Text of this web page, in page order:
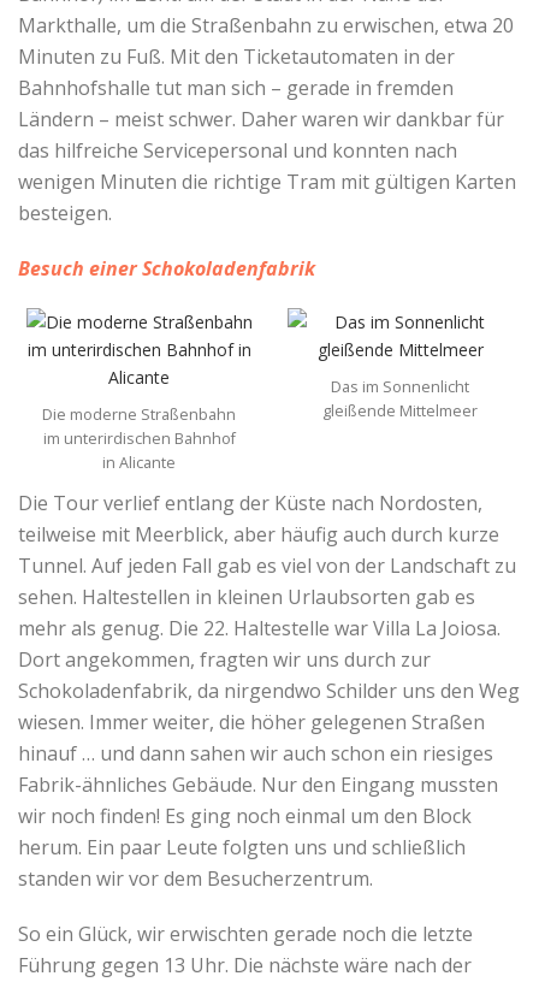
Markthalle, um die Straßenbahn zu erwischen, etwa 20
Minuten zu Fuß. Mit den Ticketautomaten in der
Bahnhofshalle tut man sich – gerade in fremden
Ländern – meist schwer. Daher waren wir dankbar für
das hilfreiche Servicepersonal und konnten nach
wenigen Minuten die richtige Tram mit gültigen Karten
besteigen.
Besuch einer Schokoladenfabrik
Die moderne Straßenbahn
im unterirdischen Bahnhof
in Alicante
Das im Sonnenlicht
gleißende Mittelmeer
Die Tour verlief entlang der Küste nach Nordosten,
teilweise mit Meerblick, aber häufig auch durch kurze
Tunnel. Auf jeden Fall gab es viel von der Landschaft zu
sehen. Haltestellen in kleinen Urlaubsorten gab es
mehr als genug. Die 22. Haltestelle war Villa La Joiosa.
Dort angekommen, fragten wir uns durch zur
Schokoladenfabrik, da nirgendwo Schilder uns den Weg
wiesen. Immer weiter, die höher gelegenen Straßen
hinauf … und dann sahen wir auch schon ein riesiges
Fabrik-ähnliches Gebäude. Nur den Eingang mussten
wir noch finden! Es ging noch einmal um den Block
herum. Ein paar Leute folgten uns und schließlich
standen wir vor dem Besucherzentrum.
So ein Glück, wir erwischten gerade noch die letzte
Führung gegen 13 Uhr. Die nächste wäre nach der